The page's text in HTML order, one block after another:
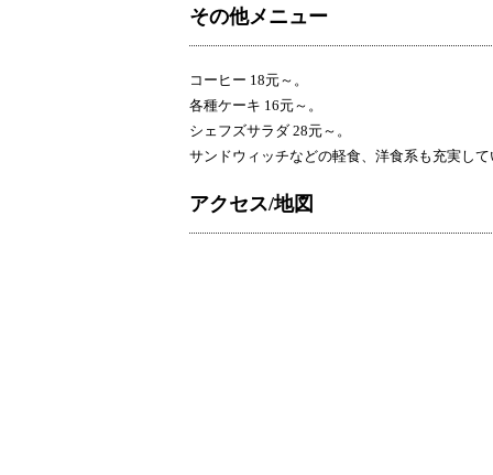
その他メニュー
コーヒー 18元～。
各種ケーキ 16元～。
シェフズサラダ 28元～。
サンドウィッチなどの軽食、洋食系も充実し
アクセス/地図